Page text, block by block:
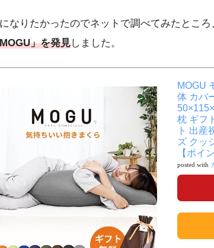
なりたかったのでネットで調べてみたところ
」を発見しました。
MOGU
体 カバ
枕 ギフ
ト 出産
ズ クッ
【ポイ
posted with